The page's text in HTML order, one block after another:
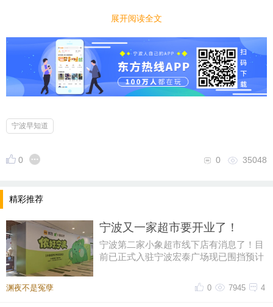
ONE MALL新一中心商业招商发布会
展开阅读全文
宁波早知道
0 35048
0
精彩推荐
宁波又一家超市要开业了！
宁波第二家小象超市线下店有消息了！目
前已正式入驻宁波宏泰广场现已围挡预计
渊夜不是冤孽 4
7945
0